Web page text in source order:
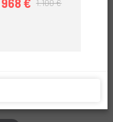
Prezzo
968 €Prezzo base
1.100 €